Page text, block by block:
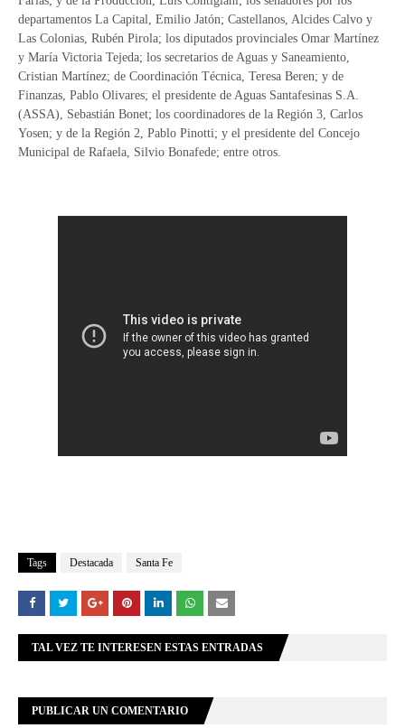
departamentos La Capital, Emilio Jatón; Castellanos, Alcides Calvo y
Las Colonias, Rubén Pirola; los diputados provinciales Omar Martínez
y María Victoria Tejeda; los secretarios de Aguas y Saneamiento,
Cristian Martínez; de Coordinación Técnica, Teresa Beren; y de
Finanzas, Pablo Olivares; el presidente de Aguas Santafesinas S.A.
(ASSA), Sebastián Bonet; los coordinadores de la Región 3, Carlos
Yosen; y de la Región 2, Pablo Pinotti; y el presidente del Concejo
Municipal de Rafaela, Silvio Bonafede; entre otros.
Tags Destacada Santa Fe
TAL VEZ TE INTERESEN ESTAS ENTRADAS
PUBLICAR UN COMENTARIO